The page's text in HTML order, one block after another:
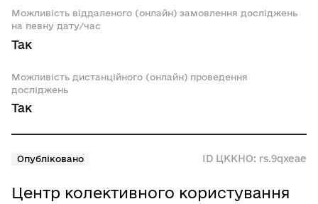
Можливість віддаленого (онлайн) замовлення досліджень
на певну дату/час
Так
Можливість дистанційного (онлайн) проведення
досліджень
Так
Опубліковано ID ЦККНО: rs.9qxeae
Центр колективного користування